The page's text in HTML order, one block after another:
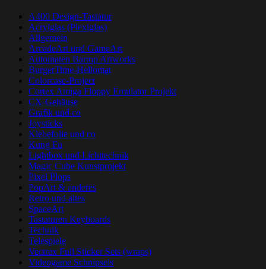
A400 Design-Tastatur
Acrylglas (Plexiglas)
Allgemein
ArcadeArt und GameArt
Automaten Bartop Artworks
BurgerTime-Hellomat
Colorcase-Project
Cortex Amiga Floppy Emulator Projekt
CX-Gehäuse
Grafik und co
Joysticks
Klebefolie und co
Kung Fu
Lightbox und Lichttechnik
Magic Cube Kunstprojekt
Pixel Plops
PopArt & anderes
Retro und altes
SpaceArt
Tastaturen Keyboards
Technik
Telespiele
Vectrex Full Sticker Sets (wraps)
Videogame Schnipsels